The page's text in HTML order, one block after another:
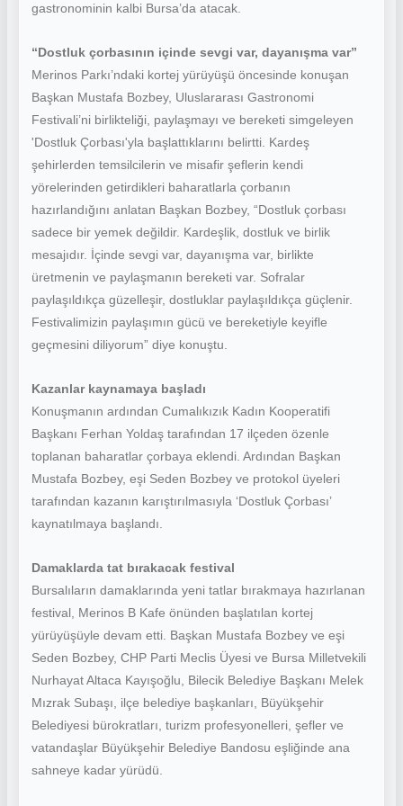
gastronominin kalbi Bursa’da atacak.
“Dostluk çorbasının içinde sevgi var, dayanışma var”
Merinos Parkı’ndaki kortej yürüyüşü öncesinde konuşan
Başkan Mustafa Bozbey, Uluslararası Gastronomi
Festivali’ni birlikteliği, paylaşmayı ve bereketi simgeleyen
'Dostluk Çorbası'yla başlattıklarını belirtti. Kardeş
şehirlerden temsilcilerin ve misafir şeflerin kendi
yörelerinden getirdikleri baharatlarla çorbanın
hazırlandığını anlatan Başkan Bozbey, “Dostluk çorbası
sadece bir yemek değildir. Kardeşlik, dostluk ve birlik
mesajıdır. İçinde sevgi var, dayanışma var, birlikte
üretmenin ve paylaşmanın bereketi var. Sofralar
paylaşıldıkça güzelleşir, dostluklar paylaşıldıkça güçlenir.
Festivalimizin paylaşımın gücü ve bereketiyle keyifle
geçmesini diliyorum” diye konuştu.
Kazanlar kaynamaya başladı
Konuşmanın ardından Cumalıkızık Kadın Kooperatifi
Başkanı Ferhan Yoldaş tarafından 17 ilçeden özenle
toplanan baharatlar çorbaya eklendi. Ardından Başkan
Mustafa Bozbey, eşi Seden Bozbey ve protokol üyeleri
tarafından kazanın karıştırılmasıyla ‘Dostluk Çorbası’
kaynatılmaya başlandı.
Damaklarda tat bırakacak festival
Bursalıların damaklarında yeni tatlar bırakmaya hazırlanan
festival, Merinos B Kafe önünden başlatılan kortej
yürüyüşüyle devam etti. Başkan Mustafa Bozbey ve eşi
Seden Bozbey, CHP Parti Meclis Üyesi ve Bursa Milletvekili
Nurhayat Altaca Kayışoğlu, Bilecik Belediye Başkanı Melek
Mızrak Subaşı, ilçe belediye başkanları, Büyükşehir
Belediyesi bürokratları, turizm profesyonelleri, şefler ve
vatandaşlar Büyükşehir Belediye Bandosu eşliğinde ana
sahneye kadar yürüdü.